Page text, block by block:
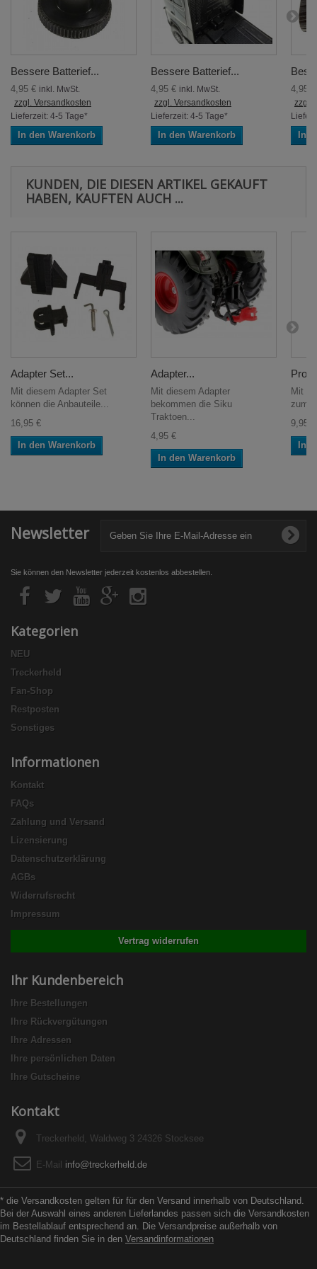
Bessere Batterief...
4,95 € inkl. MwSt.
zzgl. Versandkosten
Lieferzeit: 4-5 Tage*
In den Warenkorb
Bessere Batterief...
4,95 € inkl. MwSt.
zzgl. Versandkosten
Lieferzeit: 4-5 Tage*
In den Warenkorb
4,95
zzgl.
In
KUNDEN, DIE DIESEN ARTIKEL GEKAUFT
HABEN, KAUFTEN AUCH ...
Adapter Set...
Mit diesem Adapter Set
können die Anbauteile...
16,95 €
In den Warenkorb
Adapter...
Mit diesem Adapter
bekommen die Siku
Traktoen...
4,95 €
In den Warenkorb
Mit
zum
9,95 €
In
Newsletter
Sie können den Newsletter jederzeit kostenlos abbestellen.
Kategorien
NEU
Treckerheld
Fan-Shop
Restposten
Sonstiges
Informationen
Kontakt
FAQs
Zahlung und Versand
Lizensierung
Datenschutzerklärung
AGBs
Widerrufsrecht
Impressum
Vertrag widerrufen
Ihr Kundenbereich
Ihre Bestellungen
Ihre Rückvergütungen
Ihre Adressen
Ihre persönlichen Daten
Ihre Gutscheine
Kontakt
Treckerheld, Waldweg 3 24326 Stocksee
E-Mail info@treckerheld.de
* die Versandkosten gelten für für den Versand innerhalb von Deutschland.
Bei der Auswahl eines anderen Lieferlandes passen sich die Versandkosten
im Bestellablauf entsprechend an. Die Versandpreise außerhalb von
Deutschland finden Sie in den Versandinformationen